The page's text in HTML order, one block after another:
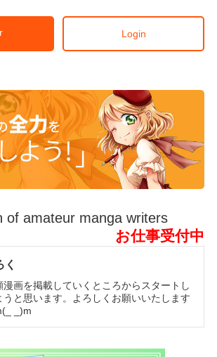
Login
of amateur manga writers
お仕事受付中
く
漫画を掲載していくところからスタートし
うと思います。よろしくお願いいたします
_)m